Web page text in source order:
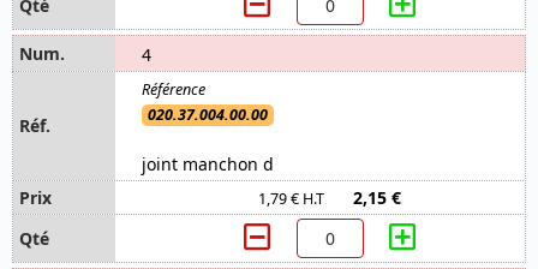
4
020.37.004.00.00
joint manchon d
1,79 € H.T 2,15 €